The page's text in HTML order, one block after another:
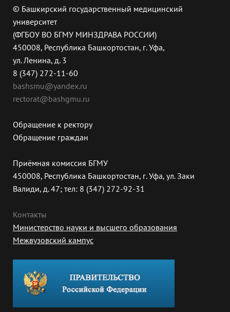
© Башкирский государственный медицинский
университет
(ФГБОУ ВО БГМУ МИНЗДРАВА РОССИИ)
450008, Республика Башкортостан, г. Уфа,
ул. Ленина, д. 3
8 (347) 272-11-60
bashsmu@yandex.ru
rectorat@bashgmu.ru
Обращение к ректору
Обращение граждан
Приёмная комиссия БГМУ
450008, Республика Башкортостан, г. Уфа, ул. Заки
Валиди, д. 47; тел: 8 (347) 272-92-31
Контакты
Министерство науки и высшего образования
Межвузовский кампус